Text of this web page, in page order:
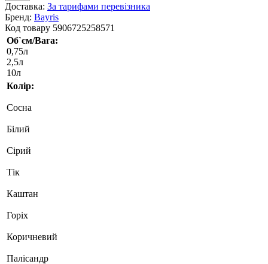
Доставка: За тарифами перевізника
Бренд: Bayris
Код товару 5906725258571
Об`єм/Вага:
0,75л
2,5л
10л
Колір:
Сосна
Білий
Сірий
Тік
Каштан
Горіх
Коричневий
Палісандр